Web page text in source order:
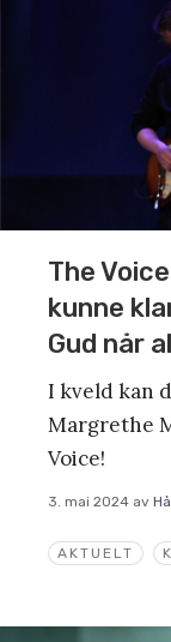
AKTUELT
The
kunne
Gud når
I kveld kan
Margrethe
Voice!
3. mai 2024 av